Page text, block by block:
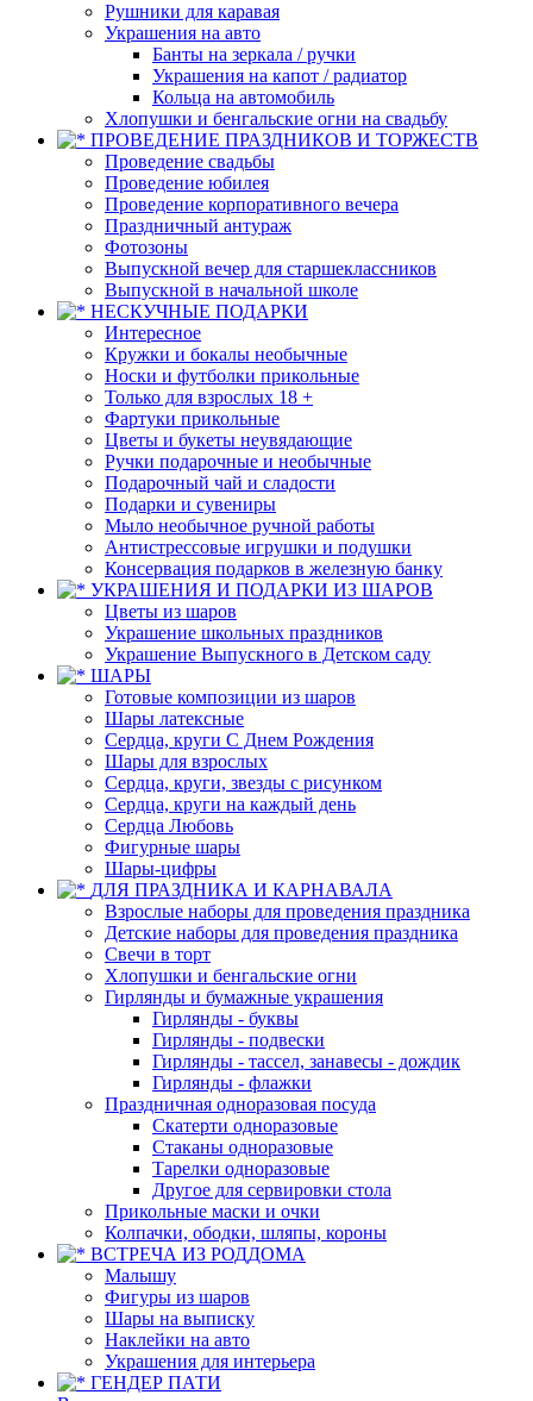
Рушники для каравая
Украшения на авто
Банты на зеркала / ручки
Украшения на капот / радиатор
Кольца на автомобиль
Хлопушки и бенгальские огни на свадьбу
ПРОВЕДЕНИЕ ПРАЗДНИКОВ И ТОРЖЕСТВ
Проведение свадьбы
Проведение юбилея
Проведение корпоративного вечера
Праздничный антураж
Фотозоны
Выпускной вечер для старшеклассников
Выпускной в начальной школе
НЕСКУЧНЫЕ ПОДАРКИ
Интересное
Кружки и бокалы необычные
Носки и футболки прикольные
Только для взрослых 18 +
Фартуки прикольные
Цветы и букеты неувядающие
Ручки подарочные и необычные
Подарочный чай и сладости
Подарки и сувениры
Мыло необычное ручной работы
Антистрессовые игрушки и подушки
Консервация подарков в железную банку
УКРАШЕНИЯ И ПОДАРКИ ИЗ ШАРОВ
Цветы из шаров
Украшение школьных праздников
Украшение Выпускного в Детском саду
ШАРЫ
Готовые композиции из шаров
Шары латексные
Сердца, круги С Днем Рождения
Шары для взрослых
Сердца, круги, звезды с рисунком
Сердца, круги на каждый день
Сердца Любовь
Фигурные шары
Шары-цифры
ДЛЯ ПРАЗДНИКА И КАРНАВАЛА
Взрослые наборы для проведения праздника
Детские наборы для проведения праздника
Свечи в торт
Хлопушки и бенгальские огни
Гирлянды и бумажные украшения
Гирлянды - буквы
Гирлянды - подвески
Гирлянды - тассел, занавесы - дождик
Гирлянды - флажки
Праздничная одноразовая посуда
Скатерти одноразовые
Стаканы одноразовые
Тарелки одноразовые
Другое для сервировки стола
Прикольные маски и очки
Колпачки, ободки, шляпы, короны
ВСТРЕЧА ИЗ РОДДОМА
Малышу
Фигуры из шаров
Шары на выписку
Наклейки на авто
Украшения для интерьера
ГЕНДЕР ПАТИ